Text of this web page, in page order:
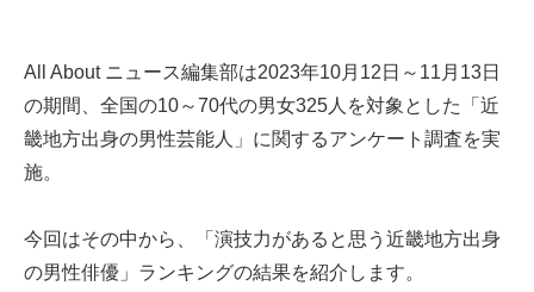
All About ニュース編集部は2023年10月12日～11月13日
の期間、全国の10～70代の男女325人を対象とした「近
畿地方出身の男性芸能人」に関するアンケート調査を実
施。
今回はその中から、「演技力があると思う近畿地方出身
の男性俳優」ランキングの結果を紹介します。